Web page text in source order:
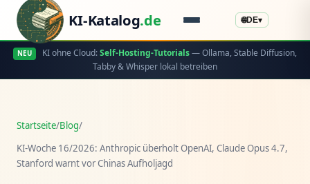
KI-Katalog.de 🌐DE▾
NEU KI ohne Cloud:Self-Hosting-Tutorials— Ollama, Stable Diffusion,
Tabby & Whisper lokal betreiben
Startseite/Blog/
KI-Woche 16/2026: Anthropic überholt OpenAI, Claude Opus 4.7,
Stanford warnt vor Chinas Aufholjagd